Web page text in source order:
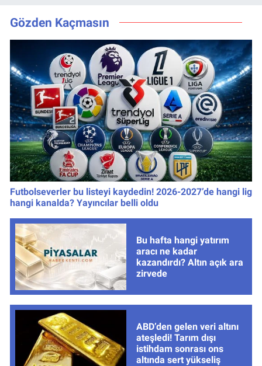
numaralar
Gözden Kaçmasın
Futbolseverler bu listeyi kaydedin! 2026-2027’de hangi lig
hangi kanalda? Yayıncılar belli oldu
Bu hafta hangi yatırım
aracı ne kadar
kazandırdı? Altın açık ara
zirvede
ABD’den gelen veri altını
ateşledi! Tarım dışı
istihdam sonrası ons
altında sert yükseliş